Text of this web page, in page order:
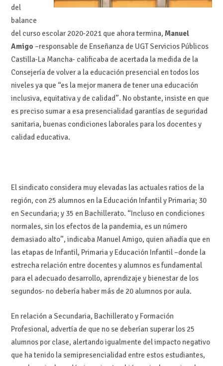
del
balance
del curso escolar 2020-2021 que ahora termina, Manuel
Amigo –responsable de Enseñanza de UGT Servicios Públicos
Castilla-La Mancha- calificaba de acertada la medida de la
Consejería de volver a la educación presencial en todos los
niveles ya que “es la mejor manera de tener una educación
inclusiva, equitativa y de calidad”. No obstante, insiste en que
es preciso sumar a esa presencialidad garantías de seguridad
sanitaria, buenas condiciones laborales para los docentes y
calidad educativa.
El sindicato considera muy elevadas las actuales ratios de la
región, con 25 alumnos en la Educación Infantil y Primaria; 30
en Secundaria; y 35 en Bachillerato. “Incluso en condiciones
normales, sin los efectos de la pandemia, es un número
demasiado alto”, indicaba Manuel Amigo, quien añadía que en
las etapas de Infantil, Primaria y Educación Infantil –donde la
estrecha relación entre docentes y alumnos es fundamental
para el adecuado desarrollo, aprendizaje y bienestar de los
segundos- no debería haber más de 20 alumnos por aula.
En relación a Secundaria, Bachillerato y Formación
Profesional, advertía de que no se deberían superar los 25
alumnos por clase, alertando igualmente del impacto negativo
que ha tenido la semipresencialidad entre estos estudiantes,